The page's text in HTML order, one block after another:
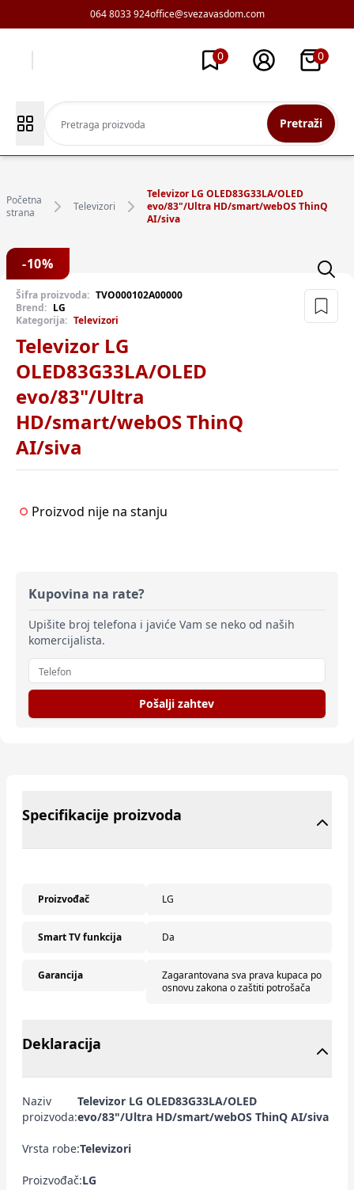
064 8033 924office@svezavasdom.com
0 0
Pretraži
Početna
strana
Televizori
Televizor LG OLED83G33LA/OLED
evo/83"/Ultra HD/smart/webOS ThinQ
AI/siva
-10%
Šifra proizvoda: TVO000102A00000
Brend: LG
Kategorija: Televizori
Televizor LG
OLED83G33LA/OLED
evo/83"/Ultra
HD/smart/webOS ThinQ
AI/siva
Proizvod nije na stanju
Kupovina na rate?
Upišite broj telefona i javiće Vam se neko od naših
komercijalista.
Pošalji zahtev
Specifikacije proizvoda
Proizvođač LG
Smart TV funkcija Da
Garancija
Zagarantovana sva prava kupaca po
osnovu zakona o zaštiti potrošača
Deklaracija
Naziv
proizvoda:
Televizor LG OLED83G33LA/OLED
evo/83"/Ultra HD/smart/webOS ThinQ AI/siva
Vrsta robe:Televizori
Proizvođač:LG